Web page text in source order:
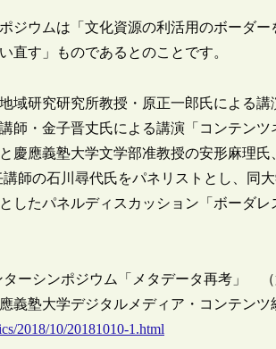
ジウムは「文化資源の利活用のボーダ
直す」ものであるとのことです。
域研究研究所教授・原正一郎氏による
師・金子晋丈氏による講演「コンテン
慶應義塾大学文学部准教授の安形麻理
師の石川尋代氏をパネリストとし、同
したパネルディスカッション「ボーダ
ーシンポジウム「メタデータ再考」
義塾大学デジタルメディア・コンテンツ
2018/10/20181010-1.html